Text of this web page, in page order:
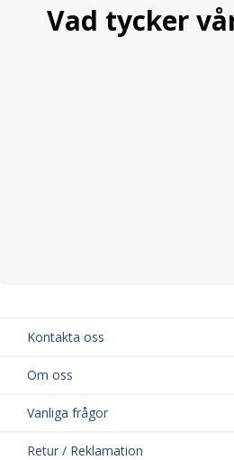
Vad tycker
Kontakta oss
Om oss
Vanliga frågor
Retur / Reklamation